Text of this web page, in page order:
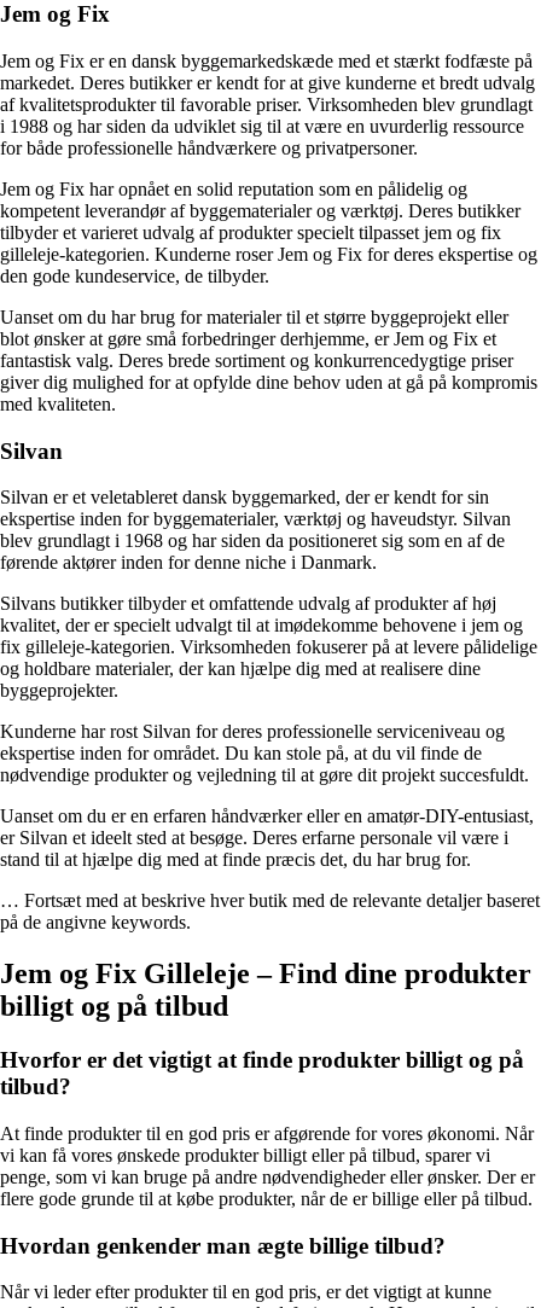
Jem og Fix
Jem og Fix er en dansk byggemarkedskæde med et stærkt fodfæste på
markedet. Deres butikker er kendt for at give kunderne et bredt udvalg
af kvalitetsprodukter til favorable priser. Virksomheden blev grundlagt
i 1988 og har siden da udviklet sig til at være en uvurderlig ressource
for både professionelle håndværkere og privatpersoner.
Jem og Fix har opnået en solid reputation som en pålidelig og
kompetent leverandør af byggematerialer og værktøj. Deres butikker
tilbyder et varieret udvalg af produkter specielt tilpasset jem og fix
gilleleje-kategorien. Kunderne roser Jem og Fix for deres ekspertise og
den gode kundeservice, de tilbyder.
Uanset om du har brug for materialer til et større byggeprojekt eller
blot ønsker at gøre små forbedringer derhjemme, er Jem og Fix et
fantastisk valg. Deres brede sortiment og konkurrencedygtige priser
giver dig mulighed for at opfylde dine behov uden at gå på kompromis
med kvaliteten.
Silvan
Silvan er et veletableret dansk byggemarked, der er kendt for sin
ekspertise inden for byggematerialer, værktøj og haveudstyr. Silvan
blev grundlagt i 1968 og har siden da positioneret sig som en af de
førende aktører inden for denne niche i Danmark.
Silvans butikker tilbyder et omfattende udvalg af produkter af høj
kvalitet, der er specielt udvalgt til at imødekomme behovene i jem og
fix gilleleje-kategorien. Virksomheden fokuserer på at levere pålidelige
og holdbare materialer, der kan hjælpe dig med at realisere dine
byggeprojekter.
Kunderne har rost Silvan for deres professionelle serviceniveau og
ekspertise inden for området. Du kan stole på, at du vil finde de
nødvendige produkter og vejledning til at gøre dit projekt succesfuldt.
Uanset om du er en erfaren håndværker eller en amatør-DIY-entusiast,
er Silvan et ideelt sted at besøge. Deres erfarne personale vil være i
stand til at hjælpe dig med at finde præcis det, du har brug for.
… Fortsæt med at beskrive hver butik med de relevante detaljer baseret
på de angivne keywords.
Jem og Fix Gilleleje – Find dine produkter
billigt og på tilbud
Hvorfor er det vigtigt at finde produkter billigt og på
tilbud?
At finde produkter til en god pris er afgørende for vores økonomi. Når
vi kan få vores ønskede produkter billigt eller på tilbud, sparer vi
penge, som vi kan bruge på andre nødvendigheder eller ønsker. Der er
flere gode grunde til at købe produkter, når de er billige eller på tilbud.
Hvordan genkender man ægte billige tilbud?
Når vi leder efter produkter til en god pris, er det vigtigt at kunne